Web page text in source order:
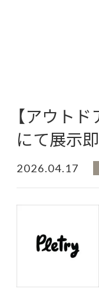
【アウト
にて展示
2026.04.17